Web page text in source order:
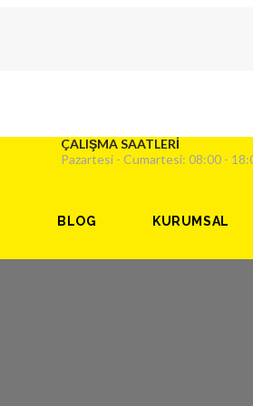
ÇALIŞMA SAATLERİ
Pazartesi - Cumartesi: 08:00 -
BLOG KURUMSAL